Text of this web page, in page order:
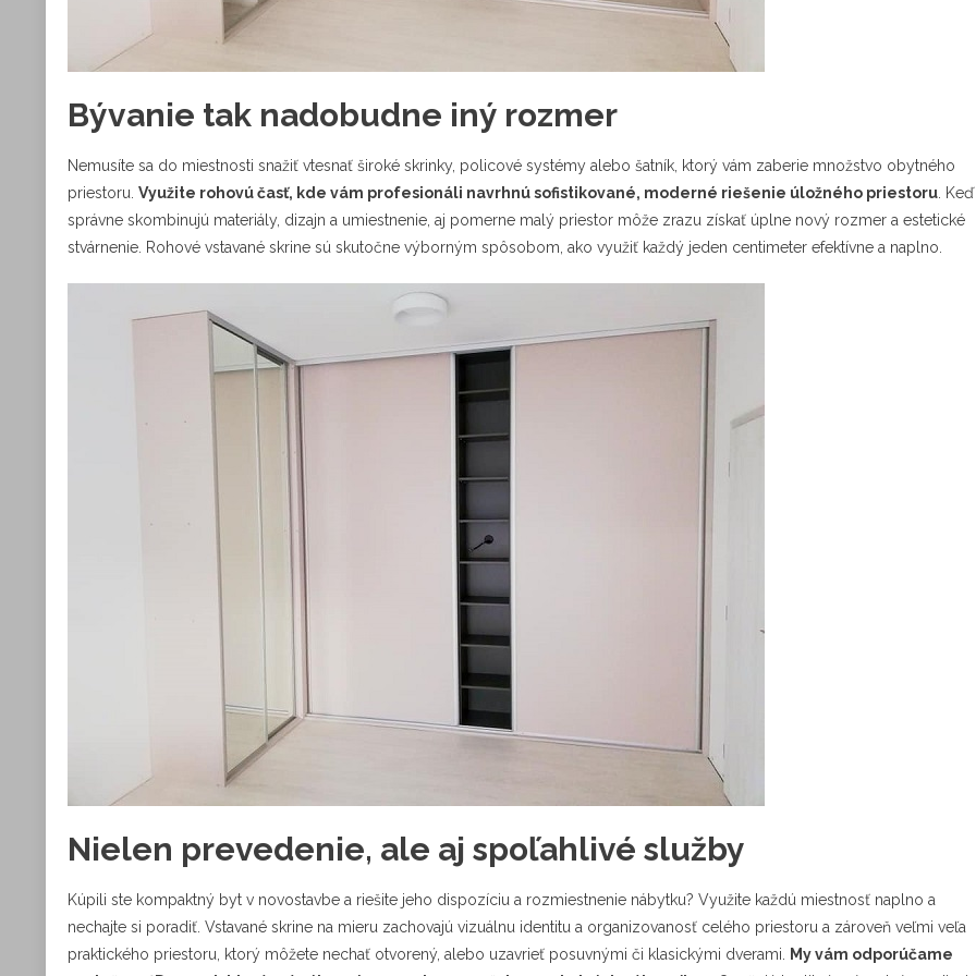
Bývanie tak nadobudne iný rozmer
Nemusíte sa do miestnosti snažiť vtesnať široké skrinky, policové systémy alebo šatník, ktorý vám zaberie množstvo obytného
priestoru. Využite rohovú časť, kde vám profesionáli navrhnú sofistikované, moderné riešenie úložného priestoru .
správne skombinujú materiály, dizajn a umiestnenie, aj pomerne malý priestor môže zrazu získať úplne nový rozmer a estetické
stvárnenie. Rohové vstavané skrine sú skutočne výborným spôsobom, ako využiť každý jeden centimeter efektívne a naplno.
Nielen prevedenie, ale aj spoľahlivé služby
Kúpili ste kompaktný byt v novostavbe a riešite jeho dispozíciu a rozmiestnenie nábytku? Využite každú miestnosť naplno a
nechajte si poradiť. Vstavané skrine na mieru zachovajú vizuálnu identitu a organizovanosť celého priestoru a zároveň veľmi veľa
praktického priestoru, ktorý môžete nechať otvorený, alebo uzavrieť posuvnými či klasickými dverami.
My vám odporúčame